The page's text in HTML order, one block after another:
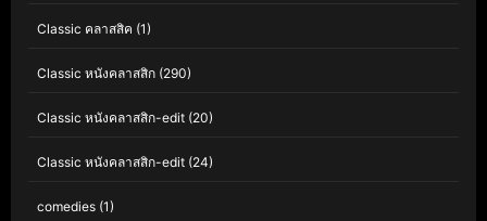
Classic คลาสสิค (1)
Classic หนังคลาสสิก (290)
Classic หนังคลาสสิก-edit (20)
Classic หนังคลาสสิก-edit (24)
comedies (1)